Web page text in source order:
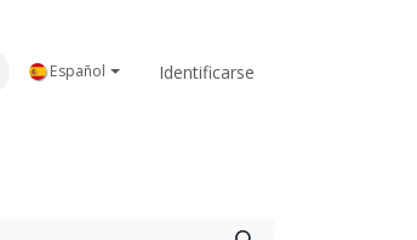
Español Identificarse